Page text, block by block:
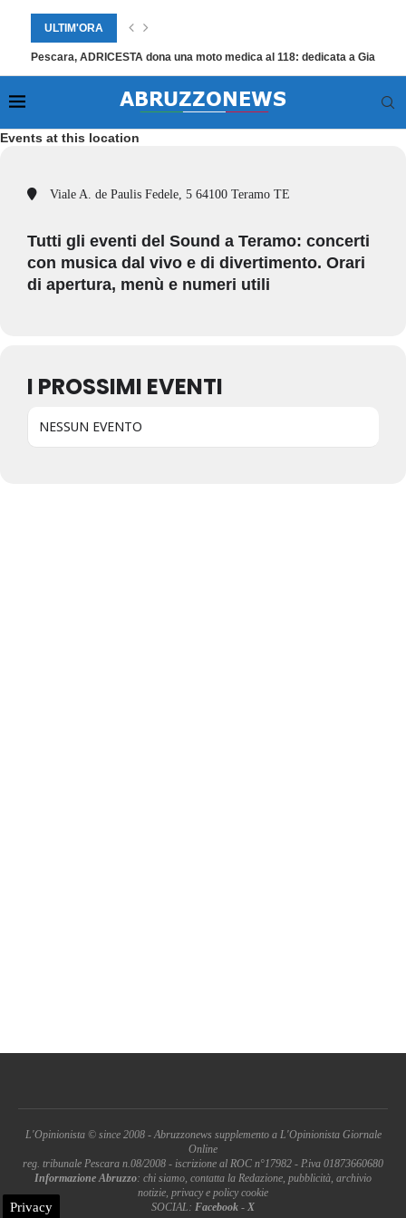
ULTIM'ORA
Pescara, ADRICESTA dona una moto medica al 118: dedicata a
Events at this location
Viale A. de Paulis Fedele, 5 64100 Teramo TE
Tutti gli eventi del Sound a Teramo: concerti
con musica dal vivo e di divertimento. Orari
di apertura, menù e numeri utili
I PROSSIMI EVENTI
NESSUN EVENTO
L'Opinionista © since 2008 - Abruzzonews supplemento a L'Opinionista Giornale
Online
reg. tribunale Pescara n.08/2008 - iscrizione al ROC n°17982 - P.iva 01873660680
Informazione Abruzzo: chi siamo, contatta la Redazione, pubblicità, archivio
notizie, privacy e policy cookie
SOCIAL: Facebook - X
Privacy